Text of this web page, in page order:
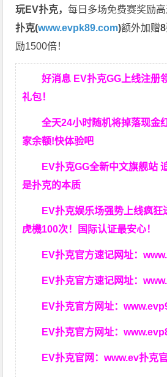
玩EV扑克，每日多场免费赛奖励
扑克(www.evpk89.com)额外加赠
励1500倍！
好消息 EV扑克GG上线注册
礼包！
全天24小时随机将掉落现金
家余额!快体验吧
EV扑克GG全新中文旗舰站
是扑克的本质
EV扑克娱乐场强势上线疯狂
虎機100次！国际认证最安心！
EV扑克官方速记网址：
EV扑克官方速记网址：
EV扑克官方网址：
EV扑克官方网址：
EV扑克官网：www.ev扑克